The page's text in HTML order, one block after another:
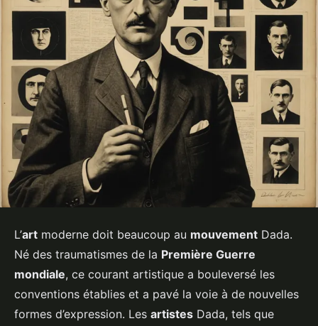
L’art moderne doit beaucoup au mouvement Dada.
Né des traumatismes de la Première Guerre
mondiale, ce courant artistique a bouleversé les
conventions établies et a pavé la voie à de nouvelles
formes d’expression. Les artistes Dada, tels que